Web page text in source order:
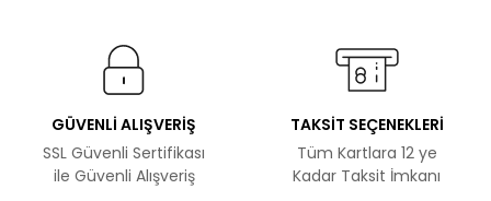
GÜVENLİ ALIŞVERİŞ
SSL Güvenli Sertifikası
ile Güvenli Alışveriş
TAKSİT SEÇENEKLERİ
Tüm Kartlara 12 ye
Kadar Taksit İmkanı